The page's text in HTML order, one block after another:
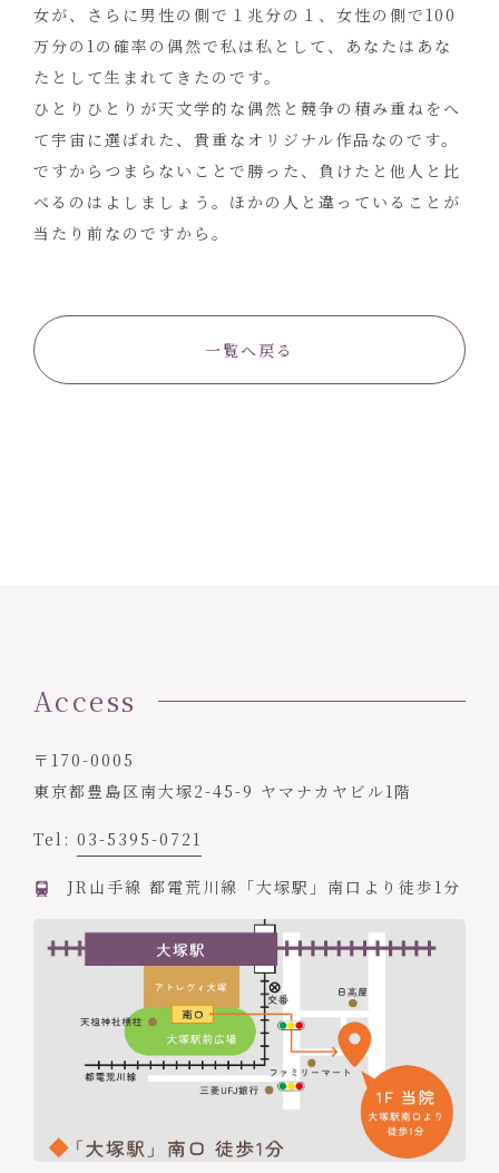
女が、さらに男性の側で１兆分の１、女性の側で 100
万分の 1の確率の偶然で私は私として、あなたはあな
たとして生まれてきたのです。
ひとりひとりが天文学的な偶然と競争の積み重ねをへ
て宇宙に選ばれた、貴重なオリジナル作品なのです。
ですからつまらないことで勝った、負けたと他人と比
べるのはよしましょう。ほかの人と違っていることが
当たり前なのですから。
一覧へ戻る
Access
〒170-0005
東京都豊島区南大塚2-45-9 ヤマナカヤビル1階
Tel: 03-5395-0721
JR山手線 都電荒川線「大塚駅」南口より徒歩1分